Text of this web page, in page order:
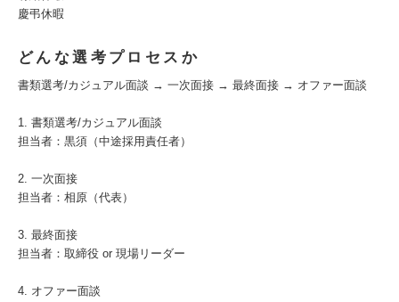
慶弔休暇
どんな選考プロセスか
書類選考/カジュアル面談 → 一次面接 → 最終面接 → オファー面談
1. 書類選考/カジュアル面談
担当者：黒須（中途採用責任者）
2. 一次面接
担当者：相原（代表）
3. 最終面接
担当者：取締役 or 現場リーダー
4. オファー面談